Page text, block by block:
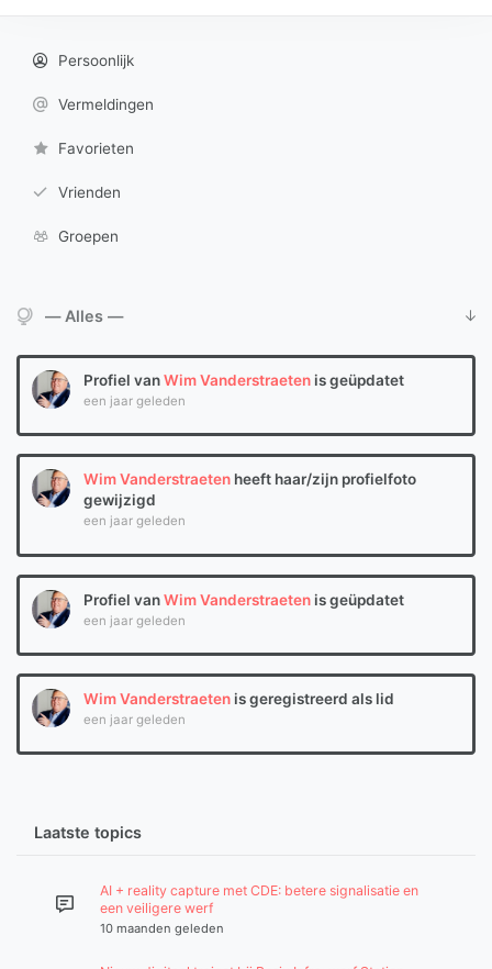
Persoonlijk
Vermeldingen
Favorieten
Vrienden
Groepen
Toon:
Profiel vanWim Vanderstraetenis geüpdatet
een jaar geleden
Wim Vanderstraeten heeft haar/zijn profielfoto
gewijzigd
een jaar geleden
Profiel vanWim Vanderstraetenis geüpdatet
een jaar geleden
Wim Vanderstraetenis geregistreerd als lid
een jaar geleden
Laatste topics
AI + reality capture met CDE: betere signalisatie en
een veiligere werf
10 maanden geleden